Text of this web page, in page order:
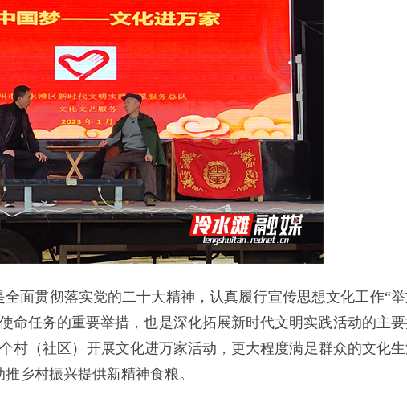
面贯彻落实党的二十大精神，认真履行宣传思想文化工作“
命任务的重要举措，也是深化拓展新时代文明实践活动的主
村（社区）开展文化进万家活动，更大程度满足群众的文化
乡村振兴提供新精神食粮。